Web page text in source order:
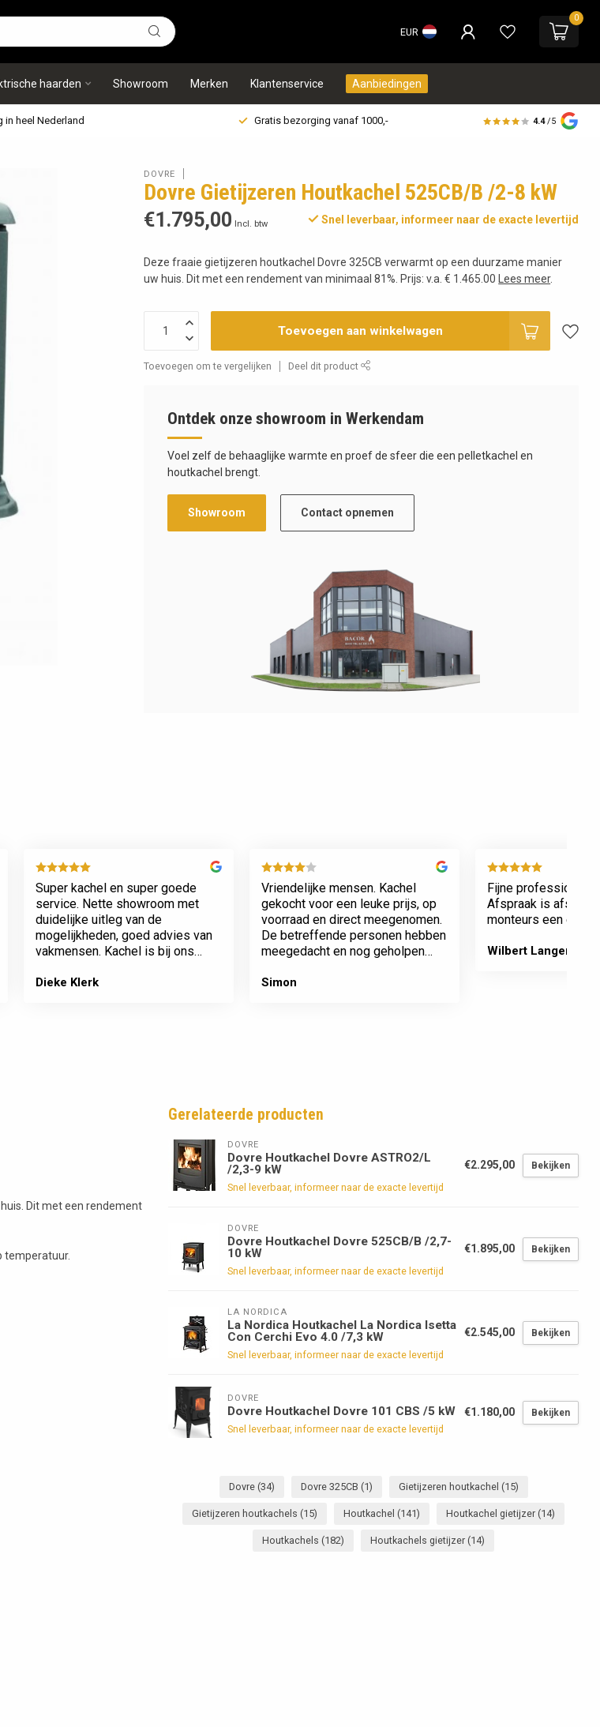
EUR
0
haarden Showroom Merken Klantenservice Aanbiedingen
in heel Nederland Gratis bezorging vanaf 1000,- 4.4 /5
DOVRE
Dovre Gietijzeren Houtkachel 525CB/B /2-8 kW
€1.795,00 Incl. btw Snel leverbaar, informeer naar de exacte levertijd
Deze fraaie gietijzeren houtkachel Dovre 325CB verwarmt op een duurzame manier
uw huis. Dit met een rendement van minimaal 81%. Prijs: v.a. € 1.465.00
Lees meer.
Toevoegen aan winkelwagen
Toevoegen om te vergelijken Deel dit product
Ontdek onze showroom in Werkendam
Voel zelf de behaaglijke warmte en proef de sfeer die een pelletkachel en
houtkachel brengt.
Showroom Contact opnemen
Super kachel en super goede
service. Nette showroom met
duidelijke uitleg van de
mogelijkheden, goed advies van
vakmensen. Kachel is bij ons
het rookkanaal. Plaatsing en
Dieke Klerk
Vriendelijke mensen. Kachel
gekocht voor een leuke prijs, op
voorraad en direct meegenomen.
De betreffende personen hebben
meegedacht en nog geholpen
Simon
Fijne professionele
Afspraak is
monteurs een echte
Wilbert Langenberg
Dit met een rendement
temperatuur.
Gerelateerde producten
DOVRE
Dovre Houtkachel Dovre ASTRO2/L
/2,3-9 kW
Snel leverbaar, informeer naar de exacte levertijd
€2.295,00 Bekijken
DOVRE
Dovre Houtkachel Dovre 525CB/B /2,7-
10 kW
Snel leverbaar, informeer naar de exacte levertijd
€1.895,00 Bekijken
LA NORDICA
La Nordica Houtkachel La Nordica Isetta
Con Cerchi Evo 4.0 /7,3 kW
Snel leverbaar, informeer naar de exacte levertijd
€2.545,00 Bekijken
DOVRE
Dovre Houtkachel Dovre 101 CBS /5 kW
Snel leverbaar, informeer naar de exacte levertijd
€1.180,00 Bekijken
Dovre (34) Dovre 325CB (1) Gietijzeren houtkachel (15)
Gietijzeren houtkachels (15) Houtkachel (141) Houtkachel gietijzer (14)
Houtkachels (182) Houtkachels gietijzer (14)